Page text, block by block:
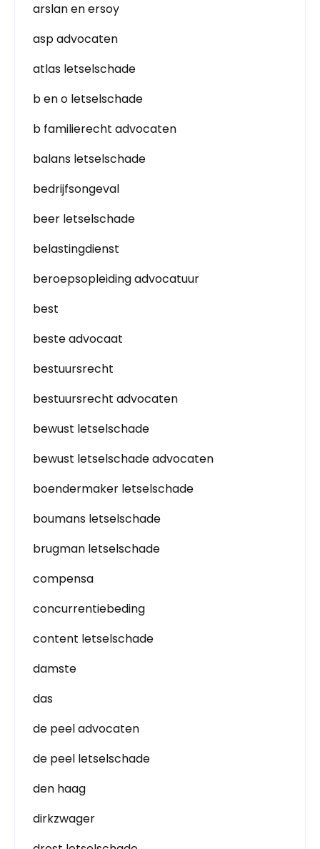
arslan en ersoy
asp advocaten
atlas letselschade
b en o letselschade
b familierecht advocaten
balans letselschade
bedrijfsongeval
beer letselschade
belastingdienst
beroepsopleiding advocatuur
best
beste advocaat
bestuursrecht
bestuursrecht advocaten
bewust letselschade
bewust letselschade advocaten
boendermaker letselschade
boumans letselschade
brugman letselschade
compensa
concurrentiebeding
content letselschade
damste
das
de peel advocaten
de peel letselschade
den haag
dirkzwager